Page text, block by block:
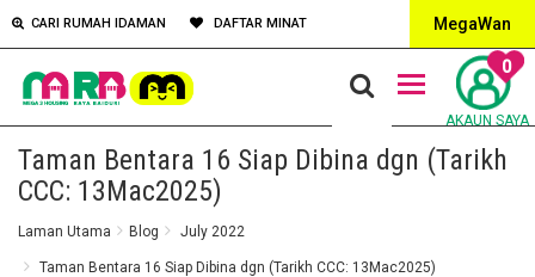
CARI RUMAH IDAMAN DAFTAR MINAT MegaWan
0
AKAUN SAYA
Taman Bentara 16 Siap Dibina dgn (Tarikh
CCC: 13Mac2025)
Laman Utama Blog July 2022
Taman Bentara 16 Siap Dibina dgn (Tarikh CCC: 13Mac2025)